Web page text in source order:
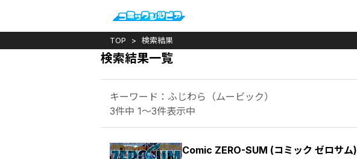
TOP 検索結果
検索結果一覧
キーワード：ふじわら（ムービック）
3件中 1～3件表示中
Comic ZERO-SUM (コミック ゼロサム)